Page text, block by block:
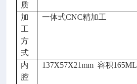
质
加
工
方
式
一体式CNC精加工
内
腔
137X57X21mm容积165ML